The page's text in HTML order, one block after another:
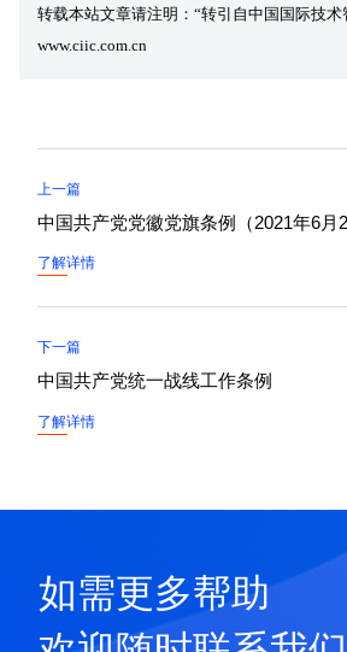
转载本站文章请注明：“转引自中国国际技术
www.ciic.com.cn
上一篇
中国共产党党徽党旗条例（2021年6月
了解详情
下一篇
中国共产党统一战线工作条例
了解详情
如需更多帮助